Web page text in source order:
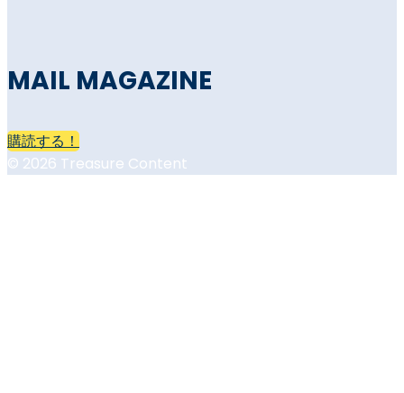
MAIL MAGAZINE
購読する！
© 2026 Treasure Content